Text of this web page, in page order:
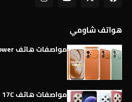
هواتف شاومي
مواصفات هاتف Xiaomi Poco M8 Power كاملة
مواصفات هاتف Xiaomi Redmi 17C كاملة